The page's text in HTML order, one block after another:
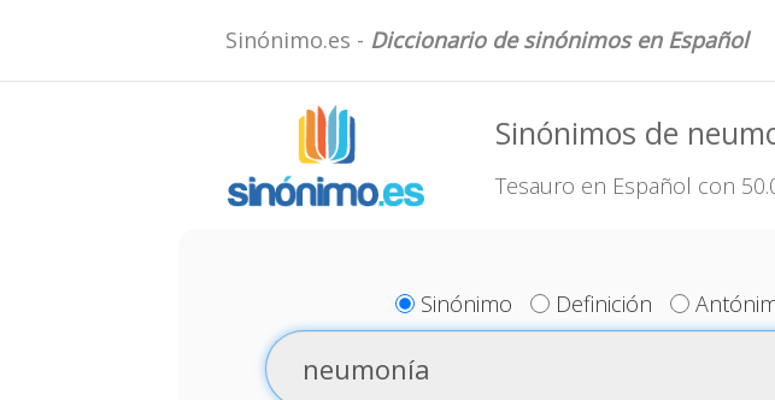
Sinónimo.es - Diccionario de sinónimos en Español
Sinónimos de
Tesauro en Español con
Sinónimo Definición